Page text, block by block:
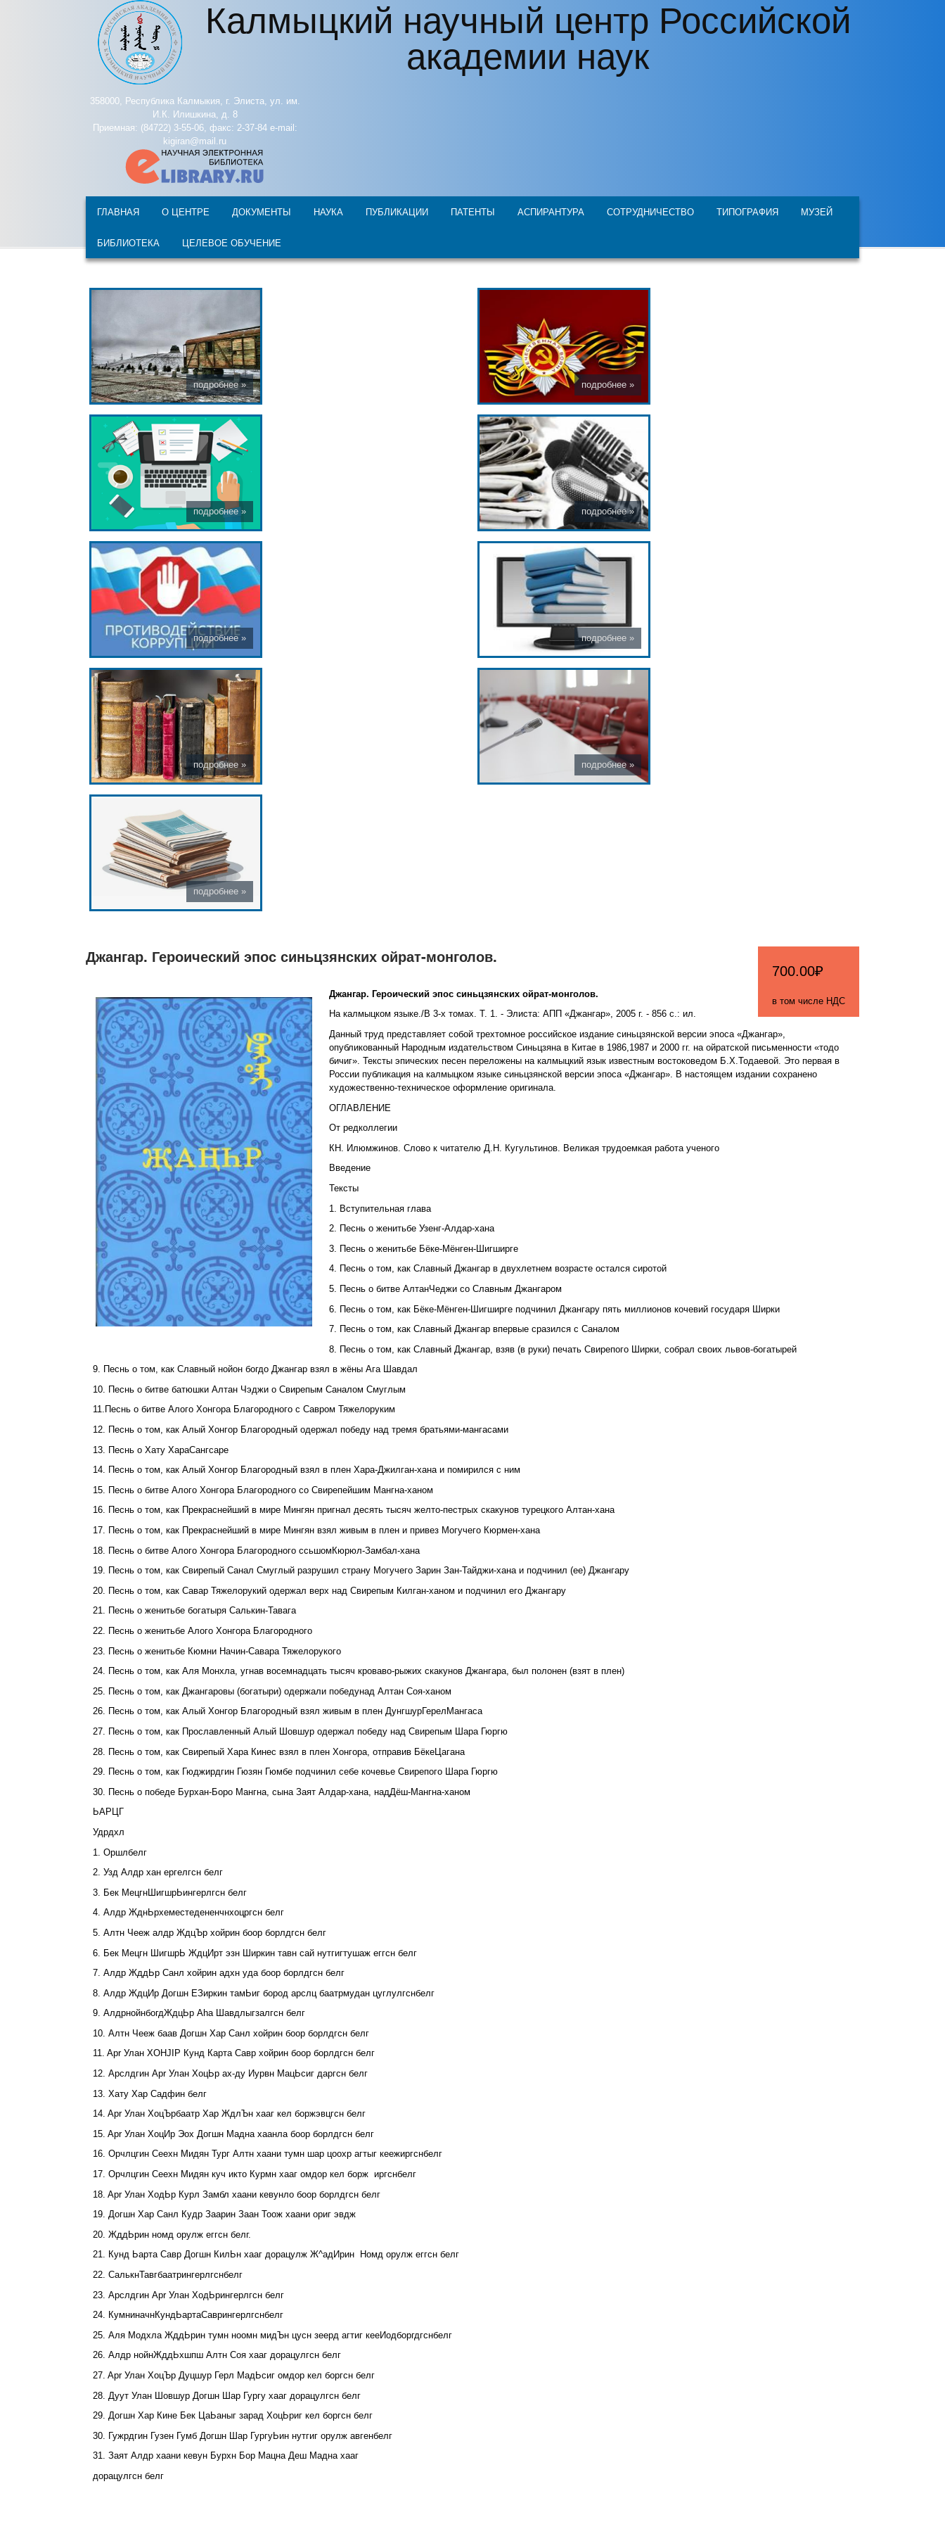
Перейти к основному содержанию Калмыцкий научный центр Российской
академии наук
358000, Республика Калмыкия, г. Элиста, ул. им.
И.К. Илишкина, д. 8
Приемная: (84722) 3-55-06, факс: 2-37-84 e-mail:
kigiran@mail.ru
ГЛАВНАЯ О ЦЕНТРЕ ДОКУМЕНТЫ НАУКА ПУБЛИКАЦИИ ПАТЕНТЫ АСПИРАНТУРА СОТРУДНИЧЕСТВО ТИПОГРАФИЯ МУЗЕЙ
БИБЛИОТЕКА ЦЕЛЕВОЕ ОБУЧЕНИЕ
700.00₽
в том числе НДС
Джангар. Героический эпос синьцзянских ойрат-монголов.
Джангар. Героический эпос синьцзянских ойрат-монголов.
На калмыцком языке./В 3-х томах. Т. 1. - Элиста: АПП «Джангар», 2005 г. - 856 с.: ил.
Данный труд представляет собой трехтомное российское издание синьцзянской версии эпоса «Джангар»,
опубликованный Народным издательством Синьцзяна в Китае в 1986,1987 и 2000 гг. на ойратской письменности «тодо
бичиг». Тексты эпических песен переложены на калмыцкий язык известным востоковедом Б.Х.Тодаевой. Это первая в
России публикация на калмыцком языке синьцзянской версии эпоса «Джангар». В настоящем издании сохранено
художественно-техническое оформление оригинала.
ОГЛАВЛЕНИЕ
От редколлегии
КН. Илюмжинов. Слово к читателю Д.Н. Кугультинов. Великая трудоемкая работа ученого
Введение
Тексты
1. Вступительная глава
2. Песнь о женитьбе Узенг-Алдар-хана
3. Песнь о женитьбе Бёке-Мёнген-Шигширге
4. Песнь о том, как Славный Джангар в двухлетнем возрасте остался сиротой
5. Песнь о битве АлтанЧеджи со Славным Джангаром
6. Песнь о том, как Бёке-Мёнген-Шигширге подчинил Джангару пять миллионов кочевий государя Ширки
7. Песнь о том, как Славный Джангар впервые сразился с Саналом
8. Песнь о том, как Славный Джангар, взяв (в руки) печать Свирепого Ширки, собрал своих львов-богатырей
9. Песнь о том, как Славный нойон богдо Джангар взял в жёны Ага Шавдал
10. Песнь о битве батюшки Алтан Чэджи о Свирепым Саналом Смуглым
11.Песнь о битве Алого Хонгора Благородного с Савром Тяжелоруким
12. Песнь о том, как Алый Хонгор Благородный одержал победу над тремя братьями-мангасами
13. Песнь о Хату ХараСангсаре
14. Песнь о том, как Алый Хонгор Благородный взял в плен Хара-Джилган-хана и помирился с ним
15. Песнь о битве Алого Хонгора Благородного со Свирепейшим Мангна-ханом
16. Песнь о том, как Прекраснейший в мире Мингян пригнал десять тысяч желто-пестрых скакунов турецкого Алтан-хана
17. Песнь о том, как Прекраснейший в мире Мингян взял живым в плен и привез Могучего Кюрмен-хана
18. Песнь о битве Алого Хонгора Благородного ссьшомКюрюл-Замбал-хана
19. Песнь о том, как Свирепый Санал Смуглый разрушил страну Могучего Зарин Зан-Тайджи-хана и подчинил (ее) Джангару
20. Песнь о том, как Савар Тяжелорукий одержал верх над Свирепым Килган-ханом и подчинил его Джангару
21. Песнь о женитьбе богатыря Салькин-Тавага
22. Песнь о женитьбе Алого Хонгора Благородного
23. Песнь о женитьбе Кюмни Начин-Савара Тяжелорукого
24. Песнь о том, как Аля Монхла, угнав восемнадцать тысяч кроваво-рыжих скакунов Джангара, был полонен (взят в плен)
25. Песнь о том, как Джангаровы (богатыри) одержали победунад Алтан Соя-ханом
26. Песнь о том, как Алый Хонгор Благородный взял живым в плен ДунгшурГерелМангаса
27. Песнь о том, как Прославленный Алый Шовшур одержал победу над Свирепым Шара Гюргю
28. Песнь о том, как Свирепый Хара Кинес взял в плен Хонгора, отправив БёкеЦагана
29. Песнь о том, как Гюджирдгин Гюзян Гюмбе подчинил себе кочевье Свирепого Шара Гюргю
30. Песнь о победе Бурхан-Боро Мангна, сына Заят Алдар-хана, надДёш-Мангна-ханом
ЬАРЦГ
Удрдхл
1. Оршлбелг
2. Узд Алдр хан ергелгсн белг
3. Бек МецгнШигшрЬингерлгсн белг
4. Алдр ЖднЬрхеместедененчнхоцргсн белг
5. Алтн Чееж алдр ЖдцЪр хойрин боор борлдгсн белг
6. Бек Мецгн ШигшрЬ ЖдцИрт эзн Ширкин тавн сай нутгигтушаж еггсн белг
7. Алдр ЖддЬр Санл хойрин адхн уда боор борлдгсн белг
8. Алдр ЖдцИр Догшн ЕЗиркин тамЬиг бород арслц баатрмудан цуглулгснбелг
9. АлдрнойнбогдЖдцЬр Aha Шавдлыгзалгсн белг
10. Алтн Чееж баав Догшн Хар Санл хойрин боор борлдгсн белг
11. Apr Улан XOHJIP Кунд Карта Савр хойрин боор борлдгсн белг
12. Арслдгин Apr Улан ХоцЬр ах-ду Иурвн МацЬсиг даргсн белг
13. Хату Хар Садфин белг
14. Apr Улан ХоцЪрбаатр Хар ЖдлЪн хааг кел боржэвцгсн белг
15. Apr Улан ХоцИр Эох Догшн Мадна хаанла боор борлдгсн белг
16. Орчлцгин Сеехн Мидян Тург Алтн хаани тумн шар цоохр агтыг кеежиргснбелг
17. Орчлцгин Сеехн Мидян куч икто Курмн хааг омдор кел борж иргснбелг
18. Apr Улан ХодЬр Курл Замбл хаани кевунло боор борлдгсн белг
19. Догшн Хар Санл Кудр Заарин Заан Тоож хаани ориг эвдж
20. ЖддЬрин номд орулж еггсн белг.
21. Кунд Ьарта Савр Догшн КилЬн хааг дорацулж Ж^адИрин Номд орулж еггсн белг
22. СалькнТавгбаатрингерлгснбелг
23. Арслдгин Apr Улан ХодЬрингерлгсн белг
24. КумниначнКундЬартаСаврингерлгснбелг
25. Аля Модхла ЖддЬрин тумн ноомн мидЪн цусн зеерд агтиг кееИодборгдгснбелг
26. Алдр нойнЖддЬхшпш Алтн Соя хааг дорацулгсн белг
27. Apr Улан ХоцЪр Дуцшур Герл МадЬсиг омдор кел боргсн белг
28. Дуут Улан Шовшур Догшн Шар Гургу хааг дорацулгсн белг
29. Догшн Хар Кине Бек ЦаЬаныг зарад ХоцЬриг кел боргсн белг
30. Гужрдгин Гузен Гумб Догшн Шар ГургуЬин нутгиг орулж авгенбелг
31. Заят Алдр хаани кевун Бурхн Бор Мацна Деш Мадна хааг
дорацулгсн белг